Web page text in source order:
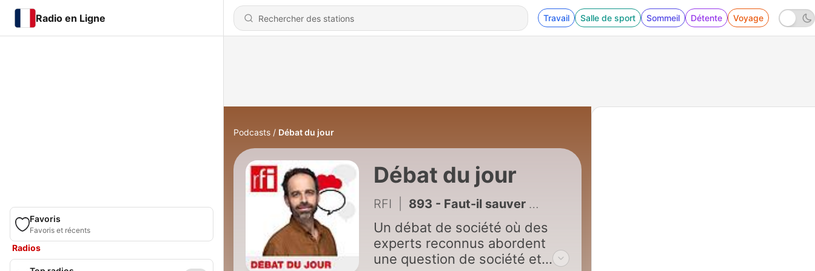
Radio en Ligne Travail Salle de sport Sommeil Détente Voyage
Favoris
Favoris et récents
Radios
Podcasts Débat du jour
Débat du jour
RFI 893 - Faut-il sauver Wikipédia?
Un débat de société où des
experts reconnus abordent
une question de société et